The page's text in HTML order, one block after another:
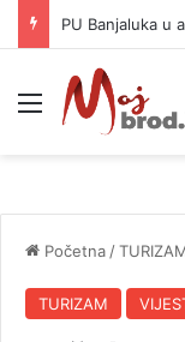
Meni
Početna /
TURIZAM